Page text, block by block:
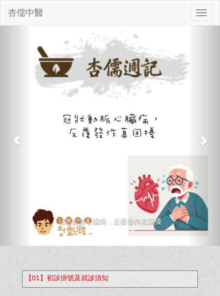
切
換
杏儒中醫
和中醫痰濁理論有關的失智症
【01】初診掛號及就診須知